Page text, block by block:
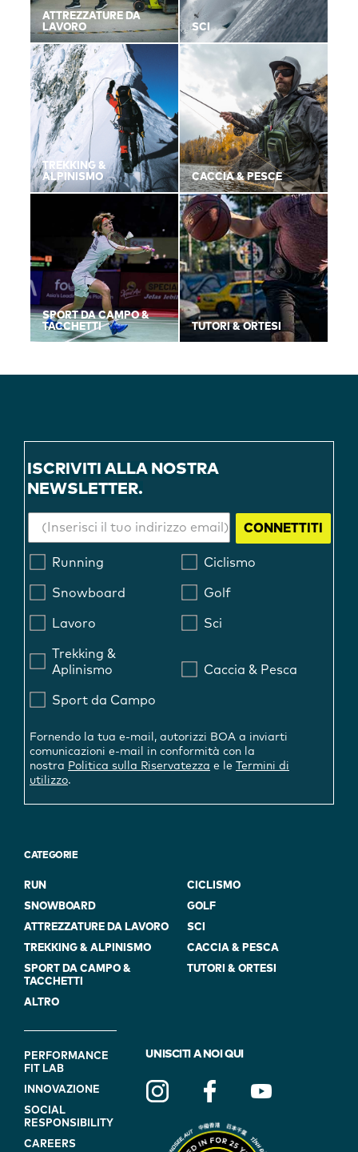
ATTREZZATURE DA
LAVORO
SCI
TREKKING &
ALPINISMO
CACCIA & PESCE
SPORT DA CAMPO &
TACCHETTI
TUTORI & ORTESI
ISCRIVITI ALLA NOSTRA
NEWSLETTER.
CONNETTITI
Running Ciclismo
Snowboard Golf
Lavoro Sci
Trekking &
Aplinismo
Caccia & Pesca
Sport da Campo
Fornendo la tua e-mail, autorizzi BOA a inviarti
comunicazioni e-mail in conformità con la
nostra Politica sulla Riservatezza e le
Termini di
utilizzo.
CATEGORIE
RUN
CICLISMO
SNOWBOARD
GOLF
ATTREZZATURE DA LAVORO
SCI
TREKKING & ALPINISMO
CACCIA & PESCA
SPORT DA CAMPO &
TACCHETTI
TUTORI & ORTESI
ALTRO
FOOTER
NAVIGATION
(ON
BLUE)
PERFORMANCE
FIT LAB
INNOVAZIONE
SOCIAL
RESPONSIBILITY
CAREERS
UNISCITI A NOI QUI